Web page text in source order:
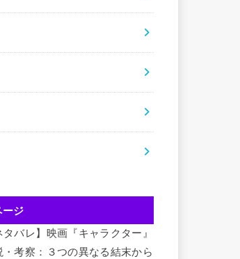
ージ
タバレ】映画『キャラクター』
・考察：３つの異なる結末から